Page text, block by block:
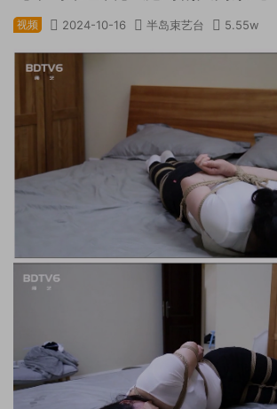
视频 2024-10-16 半岛束艺台 5.55w